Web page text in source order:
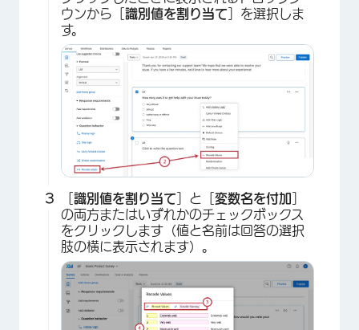
ウンから［ 識別値を割り当て ］を選択しま
す。
識別値を割り当て ］と［ 変数名を付加
の両方またはいずれかのチェックボックス
をクリックします（値と名前は回答の選択
肢の横に表示されます）。